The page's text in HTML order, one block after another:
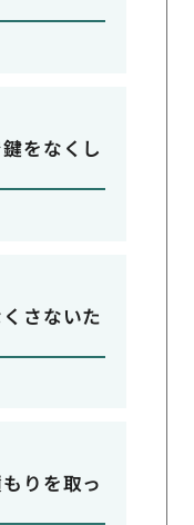
をなくし
さないた
りを取っ